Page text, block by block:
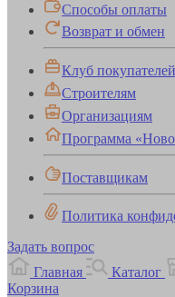
Способы оплаты
Возврат и обмен
Клуб
Строителям
Организациям
Программа
Поставщикам
Политика
Задать вопрос
Главная
Каталог
Корзина